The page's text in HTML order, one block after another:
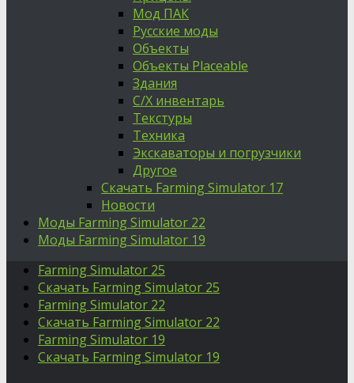
Мод ПАК
Русские моды
Объекты
Объекты Placeable
Здания
С/Х инвентарь
Текстуры
Техника
Экскаваторы и погрузчики
Другое
Скачать Farming Simulator 17
Новости
Моды Farming Simulator 22
Моды Farming Simulator 19
Farming Simulator 25
Скачать Farming Simulator 25
Farming Simulator 22
Скачать Farming Simulator 22
Farming Simulator 19
Скачать Farming Simulator 19